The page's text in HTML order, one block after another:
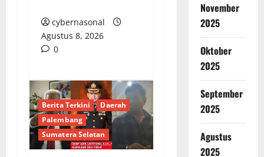
cybernasonal
Agustus 8, 2026
0
Berita Terkini
Daerah
Palembang
Sumatera Selatan
November
2025
Oktober
2025
September
2025
Agustus
2025